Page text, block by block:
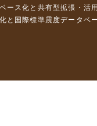
ース化と共有型拡張・
と国際標準震度データ